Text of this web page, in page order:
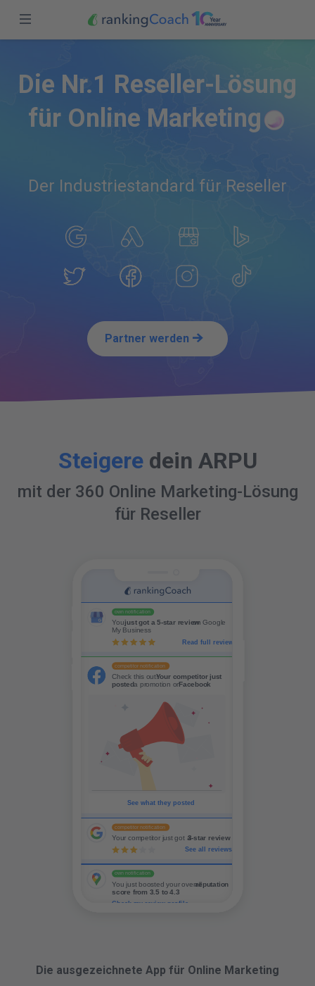
abbrechen
Funktionen
Preise
Schweiz (DE)
Die Nr.1 Rese er-Lösung
für On ine Marketing
Der Industriestandard für Reseller
Partner werden
Steigeredein ARPU
mit der 360 Online Marketing-Lösung
für Reseller
own notification
You
on Google
My Business
just got a 5-star review
Read full review
competitor notification
Check this out!
a promotion on
Your competitor just
posted
Facebook
See what they posted
competitor notification
Your competitor just got a 3-star review
See all reviews
own notification
You just boosted your overall reputation
score from 3.5 to 4.3
Check my review profile
Die ausgezeichnete App für Online Marketing